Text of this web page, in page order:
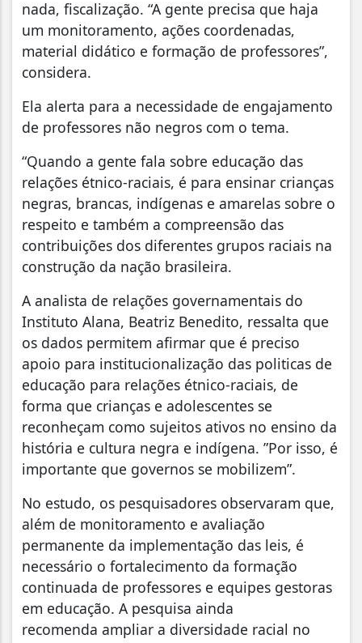
nada, fiscalização. “A gente precisa que haja
um monitoramento, ações coordenadas,
material didático e formação de professores”,
considera.
Ela alerta para a necessidade de engajamento
de professores não negros com o tema.
“Quando a gente fala sobre educação das
relações étnico-raciais, é para ensinar crianças
negras, brancas, indígenas e amarelas sobre o
respeito e também a compreensão das
contribuições dos diferentes grupos raciais na
construção da nação brasileira.
A analista de relações governamentais do
Instituto Alana, Beatriz Benedito, ressalta que
os dados permitem afirmar que é preciso
apoio para institucionalização das politicas de
educação para relações étnico-raciais, de
forma que crianças e adolescentes se
reconheçam como sujeitos ativos no ensino da
história e cultura negra e indígena. ”Por isso, é
importante que governos se mobilizem”.
No estudo, os pesquisadores observaram que,
além de monitoramento e avaliação
permanente da implementação das leis, é
necessário o fortalecimento da formação
continuada de professores e equipes gestoras
em educação. A pesquisa ainda
recomenda ampliar a diversidade racial no